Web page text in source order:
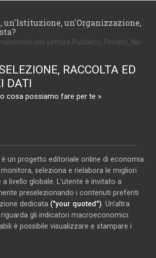
un'Istituzione, un'Organizzazione,
nel settore Pubblico, Privato, No-
RACCOLTA ED
DATI
cosa possiamo fare per te »
è un progetto editoriale online di economia
seleziona e rielabora le migliori
a livello globale. L'utente è invitato a
preselezionando i contenuti preferiti
dedicata ("your quoted") . Un'altra
gli indicatori macroeconomici:
è possibile visualizzare e stampare i